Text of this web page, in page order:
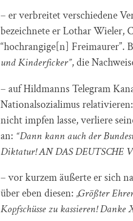
– er verbreitet verschiedene
bezeichnete er Lothar Wieler,
“hochrangige[n] Freimaurer”.
und Kinderficker”, die
– auf Hildmanns Telegram
Nationalsozialimus
nicht impfen lasse, verliere
an: “Dann kann auch der
Diktatur! AN DAS DEUTSCHE
– vor kurzem äußerte er sich
über eben diesen: „Größter
Kopfschüsse zu kassieren! Danke